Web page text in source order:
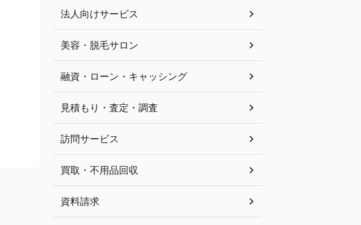
法人向けサービス
美容・脱毛サロン
融資・ローン・キャッシング
見積もり・査定・調査
訪問サービス
買取・不用品回収
資料請求